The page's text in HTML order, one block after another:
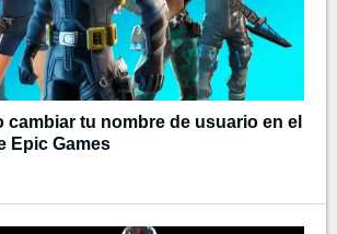
cambiar tu nombre de usuario en el
Epic Games